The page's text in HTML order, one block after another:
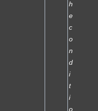
h
e
c
o
n
d
i
t
i
o